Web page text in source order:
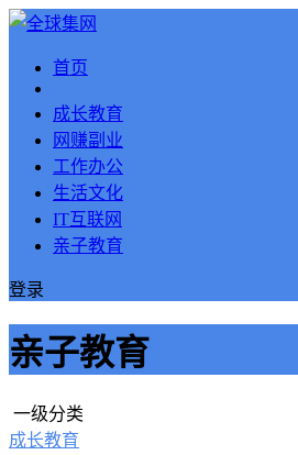
首页
成长教育
网赚副业
工作办公
生活文化
IT互联网
亲子教育
登录
亲子教育
一级分类
成长教育